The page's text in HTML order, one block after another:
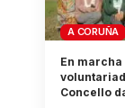
A CORUÑA
En
Concello